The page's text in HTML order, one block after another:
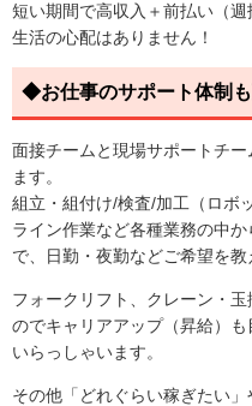
短い期間で高収入＋前払い（
生活の心配はありません！
◆お仕事のサポート体制
面接チームと現場サポートチ
ます。
組立・組付け/検査/加工（ロボ
ライン作業など各種業務の中
で、日勤・夜勤などご希望を教
フォークリフト、クレーン・
のでキャリアアップ（昇給）
いらっしゃいます。
その他「どれぐらい稼ぎたい